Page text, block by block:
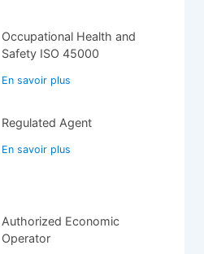
Occupational Health and
Safety ISO 45000
En savoir plus
Regulated Agent
En savoir plus
Authorized Economic
Operator